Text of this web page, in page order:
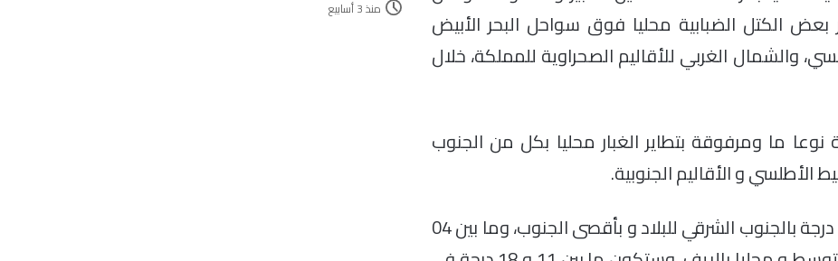
الكتل الضبابية محليا فوق سواحل البحر الأبيض
والشمال الغربي للأقاليم الصحراوية للمملكة، خلال
ما ومرفوقة بتطاير الغبار محليا بكل من الجنوب
و الأقاليم الجنوبية.
وستتراوح درجات الحرارة الدنيا ما بين 19 و 25 درجة بالجنوب الشرقي للبلاد و بأقصى الجنوب، وما بين 04
منذ 3 أسابيع